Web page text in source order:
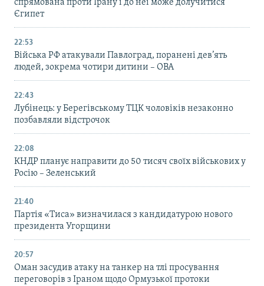
спрямована проти Ірану і до неї може долучитися
Єгипет
22:53
Війська РФ атакували Павлоград, поранені дев’ять
людей, зокрема чотири дитини – ОВА
22:43
Лубінець: у Берегівському ТЦК чоловіків незаконно
позбавляли відстрочок
22:08
КНДР планує направити до 50 тисяч своїх військових у
Росію – Зеленський
21:40
Партія «Тиса» визначилася з кандидатурою нового
президента Угорщини
20:57
Оман засудив атаку на танкер на тлі просування
переговорів з Іраном щодо Ормузької протоки